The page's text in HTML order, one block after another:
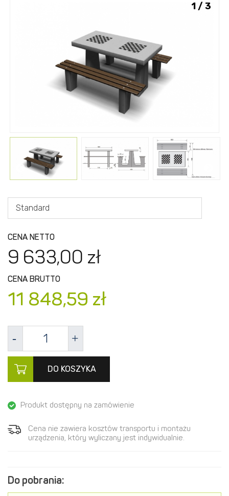
1 / 3
Standard
CENA NETTO
9 633,00 zł
CENA BRUTTO
11 848,59 zł
DO KOSZYKA
Produkt dostępny na zamówienie
Cena nie zawiera kosztów transportu i montażu
urządzenia, który wyliczany jest indywidualnie.
Do pobrania: